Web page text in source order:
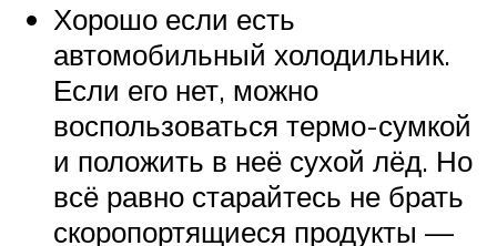
Хорошо если есть
автомобильный холодильник.
Если его нет, можно
воспользоваться термо-сумкой
и положить в неё сухой лёд. Но
всё равно старайтесь не брать
скоропортящиеся продукты —